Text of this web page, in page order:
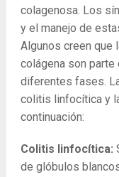
colagenosa. Los
y el manejo de
Algunos creen
colágena son parte
diferentes fases.
colitis linfocítica y
continuación:
Colitis linfocítica:
de glóbulos